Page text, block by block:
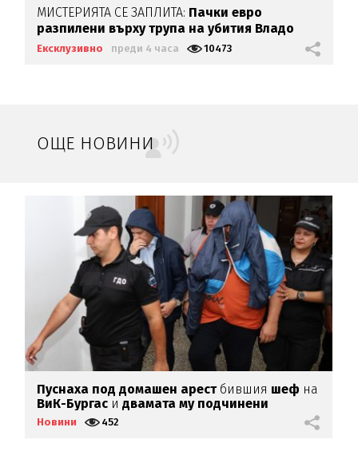
МИСТЕРИЯТА СЕ ЗАПЛИТА: Пачки евро
разпилени върху трупа на убития Владо
Загатото
Ексклузивно преди 4 часа 10473
ОЩЕ НОВИНИ
Пуснаха под домашен арестбившия шеф на
ВиК-Бургас и двамата му подчинени
Новини 452